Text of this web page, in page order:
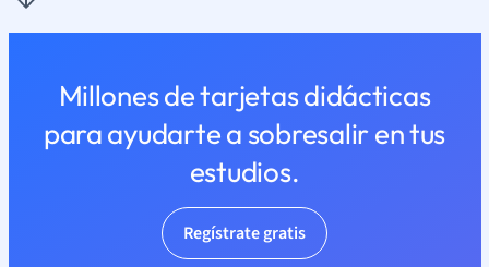
Millones de tarjetas didácticas
para ayudarte a sobresalir en tus
estudios.
Regístrate gratis